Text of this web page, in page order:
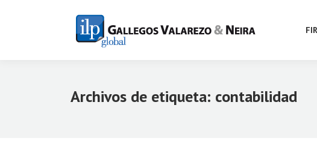
Archivos de etiqueta: contabilidad